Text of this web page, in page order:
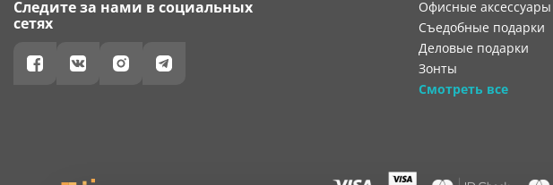
Следите за нами в социальных
сетях
Офисные аксессуары
Съедобные подарки
Деловые подарки
Зонты
Смотреть все